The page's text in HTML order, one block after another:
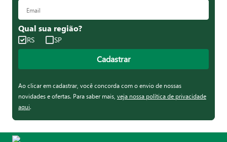
Qual sua região?
RS SP
Cadastrar
Ao clicar em cadastrar, você concorda com o envio de nossas
novidades e ofertas. Para saber mais, veja nossa política de privacidade
aqui.